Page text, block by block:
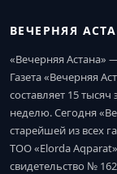
ВЕЧЕРНЯЯ
«Вечерняя
Газета «Вечерняя
составляет 15
неделю. Сегодня
старейшей из всех
ТОО «Elorda
свидетельство №